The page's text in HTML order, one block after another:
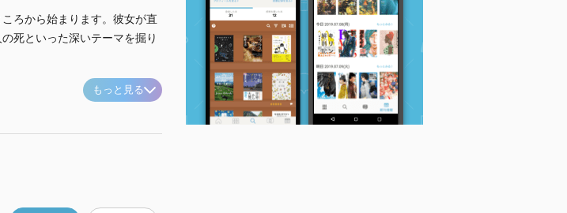
ろから始まります。彼女が直
死といった深いテーマを掘り
もっと見る